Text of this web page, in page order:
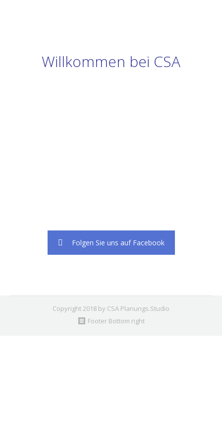
Willkommen bei CSA
Folgen Sie uns auf Facebook
Copyright 2018 by CSA Planungs.Studio
Footer Bottom right